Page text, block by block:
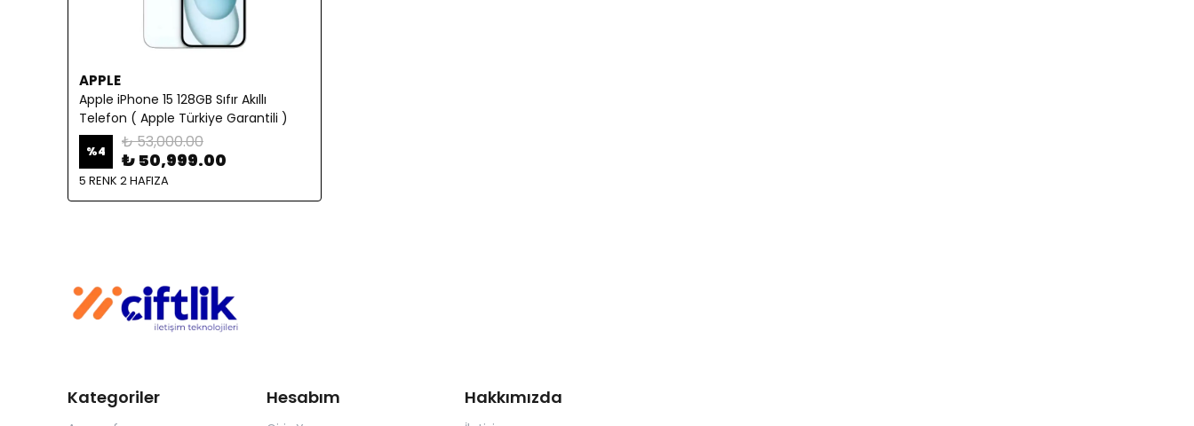
APPLE
Apple iPhone 15 128GB Sıfır Akıllı
Telefon ( Apple Türkiye Garantili )
%4 ₺ 53,000.00
₺ 50,999.00
5 RENK 2 HAFIZA
Kategoriler Hesabım Hakkımızda